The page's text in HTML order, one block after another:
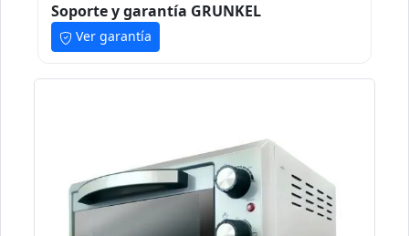
Soporte y garantía GRUNKEL
Ver garantía